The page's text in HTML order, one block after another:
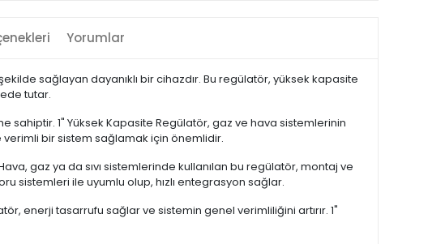
Yorumlar
sağlayan dayanıklı bir cihazdır. Bu regülatör, yüksek kapasite
tutar.
1" Yüksek Kapasite Regülatör, gaz ve hava sistemlerinin
verimli bir sistem sağlamak için önemlidir.
gaz ya da sıvı sistemlerinde kullanılan bu regülatör, montaj ve
sistemleri ile uyumlu olup, hızlı entegrasyon sağlar.
enerji tasarrufu sağlar ve sistemin genel verimliliğini artırır. 1"